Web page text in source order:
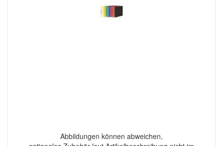
Abbildungen können abweichen,